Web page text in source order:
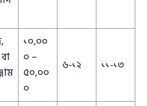
১০,০০
০ –
৫০,০০
০
৬-১২ ১১-১৩